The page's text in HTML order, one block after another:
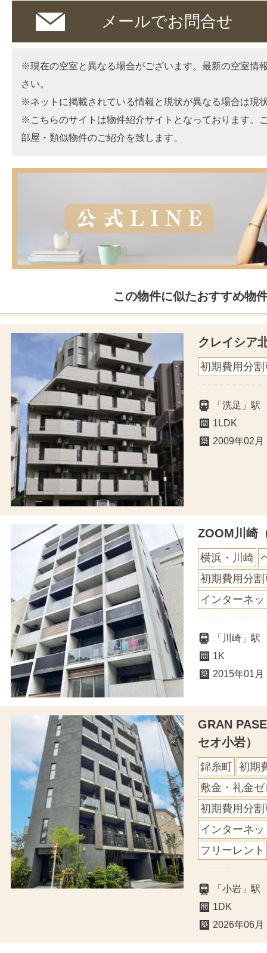
メールでお問合せ
※現在の空室と異なる場合がございます。最新の空室情
さい。
※ネットに掲載されている情報と現状が異なる場合は現
※こちらのサイトは物件紹介サイトとなっております。
部屋・類似物件のご紹介を致します。
この物件に似たおすすめ物
クレイシア
初期費用分割
「洗足」
1LDK
2009年02月
ZOOM川崎
横浜・川崎
初期費用分割
インターネ
「川崎」
1K
2015年01月
GRAN
セオ小岩）
錦糸町
初期
敷金・礼金ゼ
初期費用分割
インターネ
フリーレント
「小岩」
1DK
2026年06月